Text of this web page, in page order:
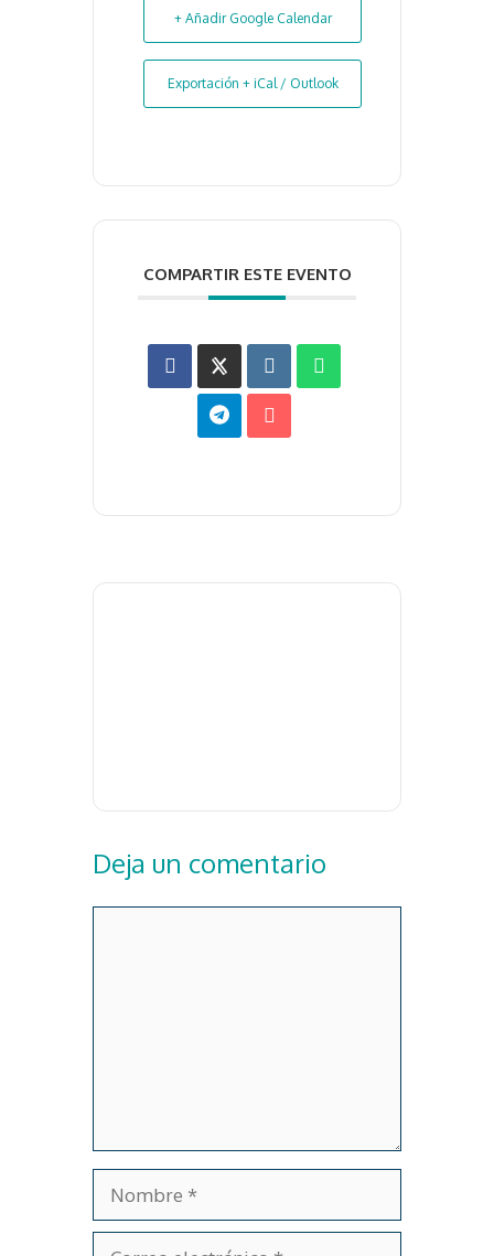
+ Añadir Google Calendar
Exportación + iCal / Outlook
COMPARTIR ESTE EVENTO
Deja un comentario